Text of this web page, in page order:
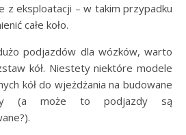
z eksploatacji – w takim przypadku
całe koło.
podjazdów dla wózków, warto
kół. Niestety niektóre modele
kół do wjeżdżania na budowane
(a może to podjazdy są